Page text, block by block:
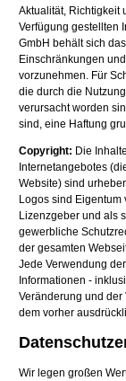
Aktualität, Richtigkeit
Verfügung gestellten
GmbH behält sich
Einschränkungen
vorzunehmen. Für
die durch die
verursacht worden
sind, eine Haftung
Copyright: Die
Internetangebotes
Website) sind
Logos sind
Lizenzgeber und als
gewerbliche
der gesamten
Jede Verwendung
Informationen -
Veränderung und der
dem vorher
Wir legen großen